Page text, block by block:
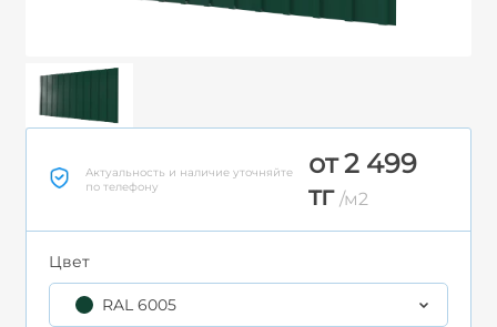
Актуальность и наличие уточняйте
по телефону
от 2 499
тг/м2
Цвет
RAL 6005